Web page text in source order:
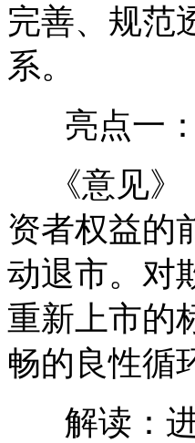
完善、规范
系。
亮点一：
《意见》
资者权益的
动退市。对
重新上市的
畅的良性循
解读：进